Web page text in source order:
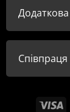
Співпраця